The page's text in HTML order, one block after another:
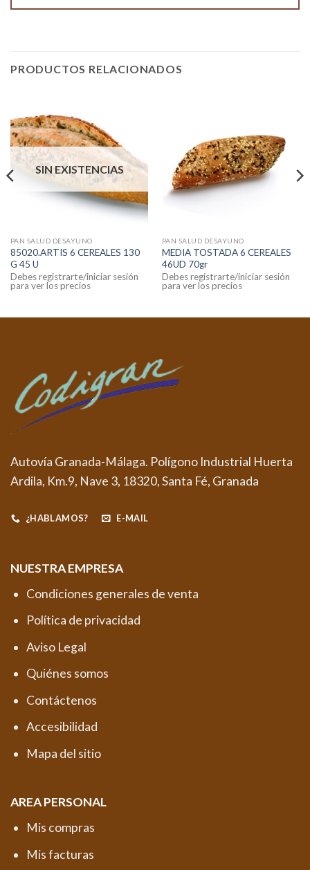
PRODUCTOS RELACIONADOS
SIN EXISTENCIAS
PAN SALUD DESAYUNO
85020.ARTIS 6 CEREALES 130
G 45 U
Debes registrarte/iniciar sesión
para ver los precios
PAN SALUD DESAYUNO
MEDIA TOSTADA 6 CEREALES
46UD 70gr
Debes registrarte/iniciar sesión
para ver los precios
Autovía Granada-Málaga. Polígono Industrial Huerta
Ardila, Km.9, Nave 3, 18320, Santa Fé, Granada
¿HABLAMOS? E-MAIL
NUESTRA EMPRESA
Condiciones generales de venta
Política de privacidad
Aviso Legal
Quiénes somos
Contáctenos
Accesibilidad
Mapa del sitio
AREA PERSONAL
Mis compras
Mis facturas